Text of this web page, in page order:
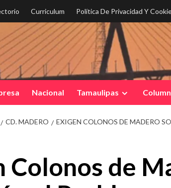
Curriculum Política De Privacidad Y
Nacional Tamaulipas
CD. MADERO EXIGEN COLONOS DE MADERO
Colonos de